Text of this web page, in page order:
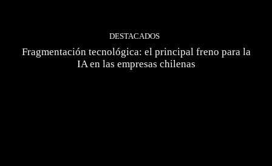
DESTACADOS
Fragmentación tecnológica: el principal freno para la
IA en las empresas chilenas